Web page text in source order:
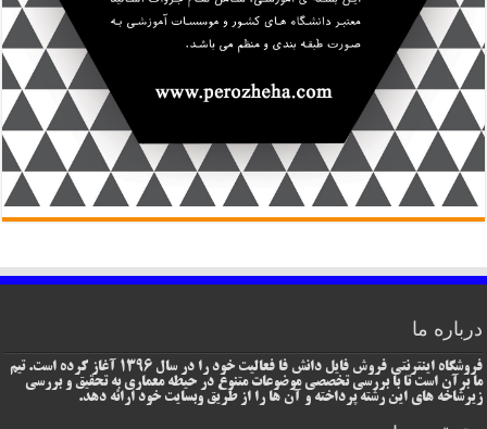
درباره ما
فروشگاه اینترنتی فروش فایل دانش فا فعالیت خود را در سال 1396 آغاز کرده است. تیم
ما برآن است تا با بررسی تخصصی موضوعات متنوع در حیطه معماری به تحقیق و بررسی
زیرشاخه های این رشته پرداخته و آن ها را از طریق وبسایت خود ارائه دهد.